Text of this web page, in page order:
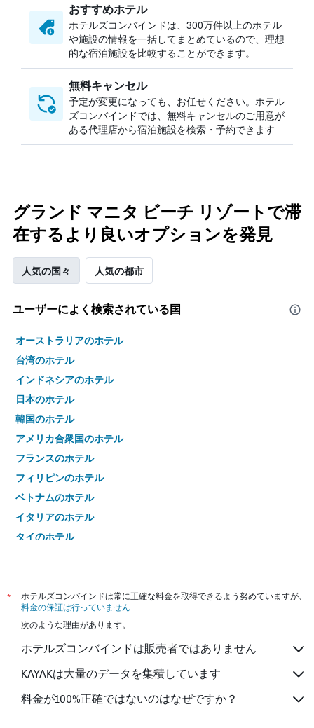
おすすめホテル
ホテルズコンバインドは、300万件以上のホテル
や施設の情報を一括してまとめているので、理想
的な宿泊施設を比較することができます。
無料キャンセル
予定が変更になっても、お任せください。ホテル
ズコンバインドでは、無料キャンセルのご用意が
ある代理店から宿泊施設を検索・予約できます
グランド マニタ ビーチ リゾートで滞
在するより良いオプションを発見
人気の国々 人気の都市
ユーザーによく検索されている国
オーストラリアのホテル
台湾のホテル
インドネシアのホテル
日本のホテル
韓国のホテル
アメリカ合衆国のホテル
フランスのホテル
フィリピンのホテル
ベトナムのホテル
イタリアのホテル
タイのホテル
*
ホテルズコンバインドは常に正確な料金を取得できるよう努めていますが、
料金の保証は行っていません
次のような理由があります。
ホテルズコンバインドは販売者ではありません
KAYAKは大量のデータを集積しています
料金が100%正確ではないのはなぜですか？